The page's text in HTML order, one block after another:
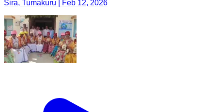
Sira, Tumakuru | Feb 12, 2026